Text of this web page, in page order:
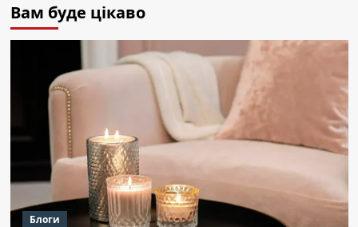
Вам буде цікаво
Блоги